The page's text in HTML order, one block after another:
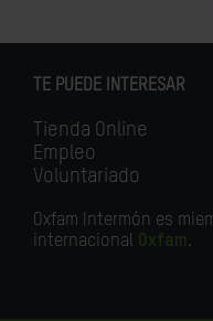
TE PUEDE INTERESAR
Tienda Online
Empleo
Voluntariado
Oxfam Intermón es
internacional Oxfam.